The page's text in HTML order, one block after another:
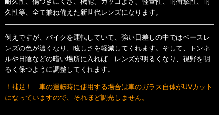
久性等、全て兼ね備えた新世代レンズになります。
例えですが、バイクを運転していて、強い日差しの中ではベースレ
ンズの色が濃くなり、眩しさを軽減してくれます。そして、トンネ
ルや日陰などの暗い場所に入れば、レンズが明るくなり、視野を明
るく保つように調整してくれます。
！補足！ 車の運転時に使用する場合は車のガラス自体がUVカット
になっていますので、それほど調光しません。